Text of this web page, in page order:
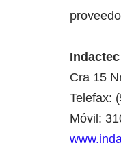
Cra 15
Telefax:
Móvil: